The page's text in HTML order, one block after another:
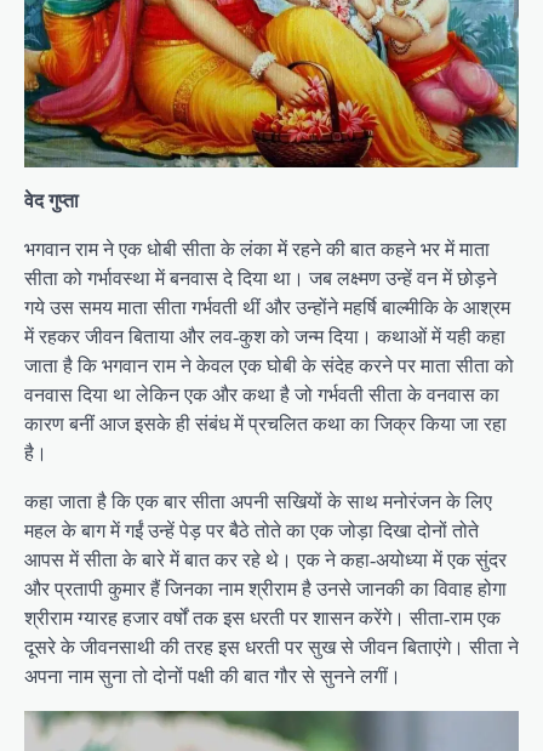
वेद गुप्ता
भगवान राम ने एक धोबी सीता के लंका में रहने की बात कहने भर में माता
सीता को गर्भावस्था में बनवास दे दिया था। जब लक्ष्मण उन्हें वन में छोड़ने
गये उस समय माता सीता गर्भवती थीं और उन्होंने महर्षि बाल्मीकि के आश्रम
में रहकर जीवन बिताया और लव-कुश को जन्म दिया। कथाओं में यही कहा
जाता है कि भगवान राम ने केवल एक घोबी के संदेह करने पर माता सीता को
वनवास दिया था लेकिन एक और कथा है जो गर्भवती सीता के वनवास का
कारण बनीं आज इसके ही संबंध में प्रचलित कथा का जिक्र किया जा रहा
है।
कहा जाता है कि एक बार सीता अपनी सखियों के साथ मनोरंजन के लिए
महल के बाग में गईं उन्हें पेड़ पर बैठे तोते का एक जोड़ा दिखा दोनों तोते
आपस में सीता के बारे में बात कर रहे थे। एक ने कहा-अयोध्या में एक सुंदर
और प्रतापी कुमार हैं जिनका नाम श्रीराम है उनसे जानकी का विवाह होगा
श्रीराम ग्यारह हजार वर्षों तक इस धरती पर शासन करेंगे। सीता-राम एक
दूसरे के जीवनसाथी की तरह इस धरती पर सुख से जीवन बिताएंगे। सीता ने
अपना नाम सुना तो दोनों पक्षी की बात गौर से सुनने लगीं।